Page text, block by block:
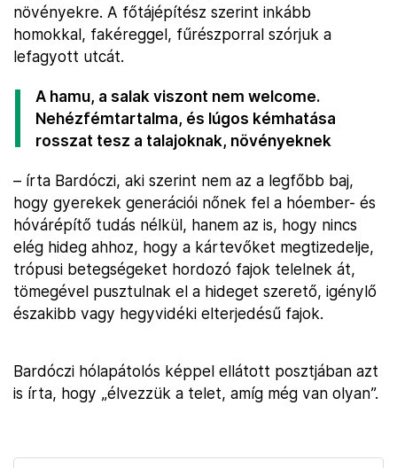
növényekre. A főtájépítész szerint inkább
homokkal, fakéreggel, fűrészporral szórjuk a
lefagyott utcát.
A hamu, a salak viszont nem welcome.
Nehézfémtartalma, és lúgos kémhatása
rosszat tesz a talajoknak, növényeknek
– írta Bardóczi, aki szerint nem az a legfőbb baj,
hogy gyerekek generációi nőnek fel a hóember- és
hóvárépítő tudás nélkül, hanem az is, hogy nincs
elég hideg ahhoz, hogy a kártevőket megtizedelje,
trópusi betegségeket hordozó fajok telelnek át,
tömegével pusztulnak el a hideget szerető, igénylő
északibb vagy hegyvidéki elterjedésű fajok.
Bardóczi hólapátolós képpel ellátott posztjában azt
is írta, hogy „élvezzük a telet, amíg még van olyan”.